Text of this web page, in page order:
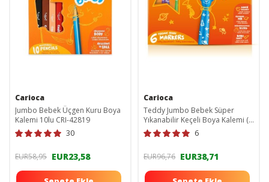
Carioca
Jumbo Bebek Üçgen Kuru Boya
Kalemi 10lu CRI-42819
30
EUR58,95 EUR23,58
Carioca
Teddy Jumbo Bebek Süper
Yıkanabilir Keçeli Boya Kalemi (
6'lı ) ( 1 Yaş) 6 LI LEKE TUTMAZ
SÜPER KALEM
6
EUR96,76 EUR38,71